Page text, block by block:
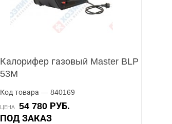
Калорифер газовый Master BLP
53M
Код товара — 840169
ЦЕНА
54 780 РУБ.
ПОД ЗАКАЗ